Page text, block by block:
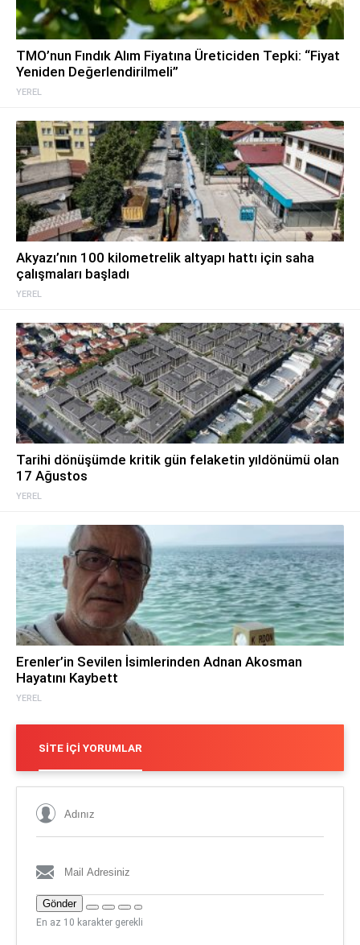
YEREL
TMO’nun Fındık Alım Fiyatına Üreticiden Tepki: “Fiyat
Yeniden Değerlendirilmeli”
YEREL
Akyazı’nın 100 kilometrelik altyapı hattı için saha
çalışmaları başladı
YEREL
Tarihi dönüşümde kritik gün felaketin yıldönümü olan
17 Ağustos
YEREL
Erenler’in Sevilen İsimlerinden Adnan Akosman
Hayatını Kaybett
SITE İÇI YORUMLAR
Gönder
En az 10 karakter gerekli